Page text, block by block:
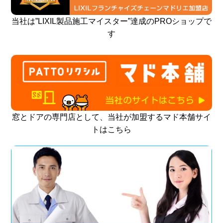
当社は”LIXIL製品施工マイスター”達成のPROショップで
す
窓とドアの専門店として、当社が加盟するマド本舗サイ
トはこちら